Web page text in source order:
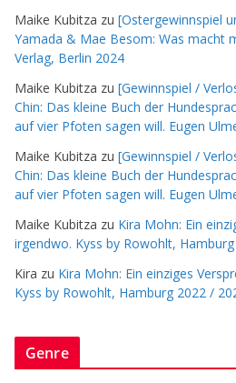
Maike Kubitza zu [Ostergewinnspiel
Yamada & Mae Besom: Was macht
Verlag, Berlin 2024
Maike Kubitza zu [Gewinnspiel /
Chin: Das kleine Buch der
auf vier Pfoten sagen will. Eugen
Maike Kubitza zu [Gewinnspiel /
Chin: Das kleine Buch der
auf vier Pfoten sagen will. Eugen
Maike Kubitza zu Kira Mohn: Ein
irgendwo. Kyss by Rowohlt,
Kira zu Kira Mohn: Ein einziges
Kyss by Rowohlt, Hamburg 2022 /
Genre